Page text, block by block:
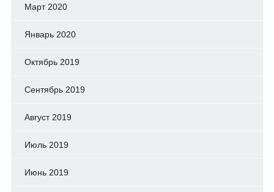
Март 2020
Январь 2020
Октябрь 2019
Сентябрь 2019
Август 2019
Июль 2019
Июнь 2019